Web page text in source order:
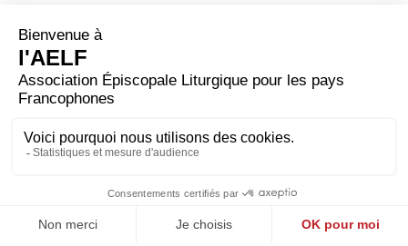
à la vue du Seigneur, alléluia.
ORAISON
Dieu qui montres aux égarés la lumière de ta vérité
pour qu’ils puissent reprendre le bon che­min, donne à
est indigne de ce nom et de rechercher ce qui lui fait